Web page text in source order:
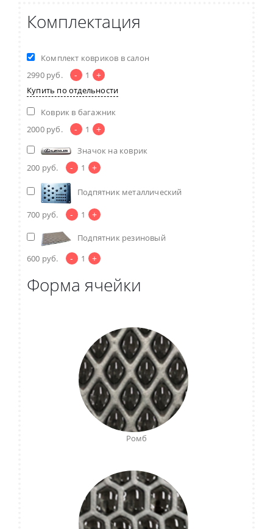
Комплектация
Комплект ковриков в салон
2990 руб. - 1 +
Купить по отдельности
Коврик в багажник
2000 руб. - 1 +
Значок на коврик
200 руб. - 1 +
Подпятник металлический
700 руб. - 1 +
Подпятник резиновый
600 руб. - 1 +
Форма ячейки
Ромб